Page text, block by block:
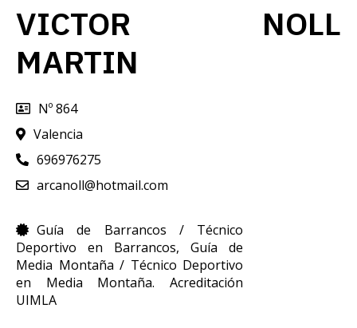
VICTOR NOLL
MARTIN
Nº 864
Valencia
696976275
arcanoll@hotmail.com
Guía de Barrancos / Técnico
Deportivo en Barrancos, Guía de
Media Montaña / Técnico Deportivo
en Media Montaña. Acreditación
UIMLA